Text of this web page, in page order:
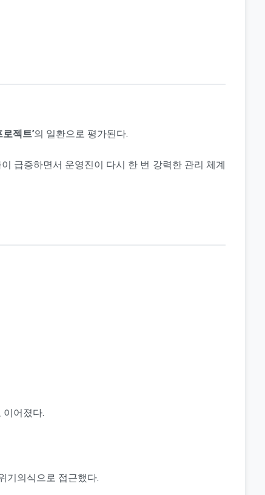
젝트’의 일환으로 평가된다.
급증하면서 운영진이 다시 한 번 강력한 관리 체계
어졌다.
기의식으로 접근했다.